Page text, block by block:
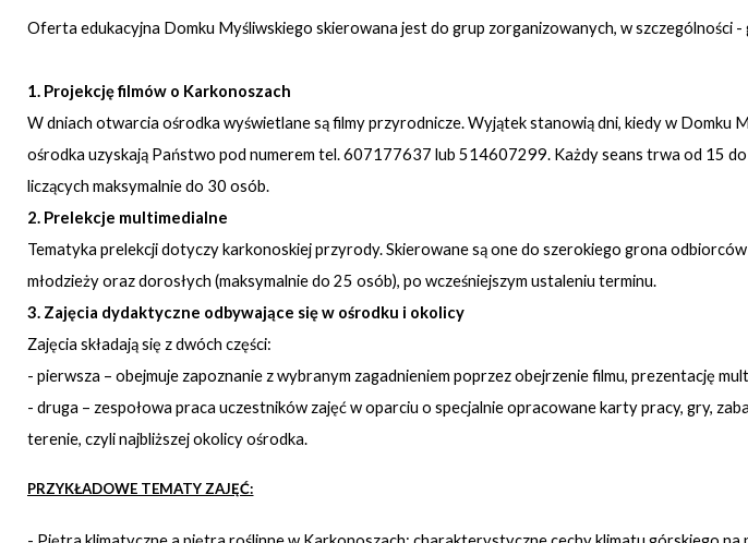
Oferta edukacyjna Domku Myśliwskiego skierowana jest do grup zorganizowanych, w szczególności
1. Projekcję filmów o Karkonoszach
W dniach otwarcia ośrodka wyświetlane są filmy przyrodnicze. Wyjątek stanowią dni, kiedy w Domku
ośrodka uzyskają Państwo pod numerem tel. 607177637 lub 514607299. Każdy seans trwa od 15
liczących maksymalnie do 30 osób.
2. Prelekcje multimedialne
Tematyka prelekcji dotyczy karkonoskiej przyrody. Skierowane są one do szerokiego grona
młodzieży oraz dorosłych (maksymalnie do 25 osób), po wcześniejszym ustaleniu terminu.
3. Zajęcia dydaktyczne odbywające się w ośrodku i okolicy
Zajęcia składają się z dwóch części:
- pierwsza – obejmuje zapoznanie z wybranym zagadnieniem poprzez obejrzenie filmu, prezentację
- druga – zespołowa praca uczestników zajęć w oparciu o specjalnie opracowane karty pracy, gry,
terenie, czyli najbliższej okolicy ośrodka.
PRZYKŁADOWE TEMATY ZAJĘĆ: